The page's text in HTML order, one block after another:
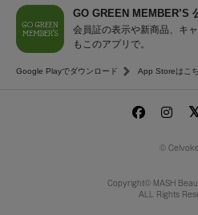
GO GREEN MEMBER’S
会員証の表示や新商品、キ
もこのアプリで。
Google Playでダウンロード App Storeはこ
© Celvoke
Copyright© MASH
ALL Rights